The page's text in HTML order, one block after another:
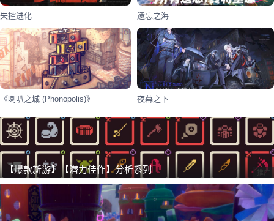
失控进化 遗忘之海
《喇叭之城 (Phonopolis)》 夜幕之下
【爆款新游】【潜力佳作】分析系列 推广